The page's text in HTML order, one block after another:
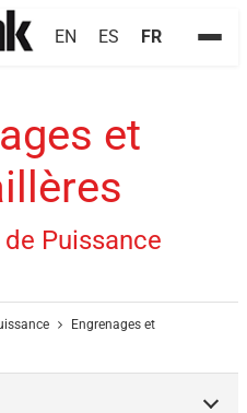
EN ES FR
et
Puissance
Engrenages et